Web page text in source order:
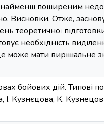
поширеним
Висновки. Отже,
теоретичної
необхідність
може мати вирішальне
бойових дій. Типові
Кузнєцова, К.